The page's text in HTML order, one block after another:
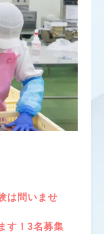
は問いませ
す！3名募集